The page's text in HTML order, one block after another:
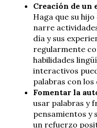
Creación de un
Haga que su
narre
día y sus
regularmente
habilidades
interactivos
palabras con
Fomentar la
usar palabras y
pensamientos y
un refuerzo